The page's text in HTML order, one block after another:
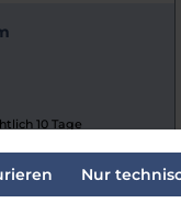
10 Tage
Nur